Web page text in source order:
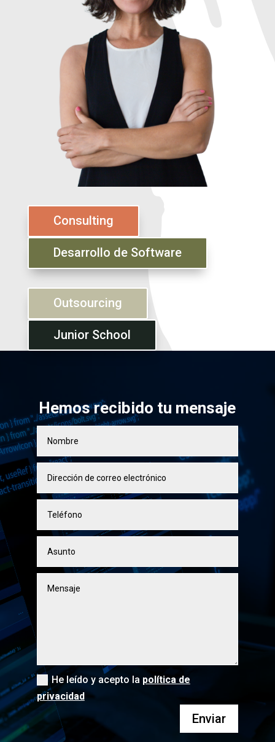
Consulting
Desarrollo de Software
Outsourcing
Junior School
Hemos recibido tu mensaje
He leído y acepto la política de
privacidad
Enviar